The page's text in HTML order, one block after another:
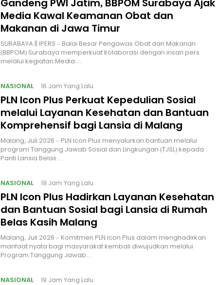
Gandeng PWI Jatim, BBPOM Surabaya Ajak
Media Kawal Keamanan Obat dan
Makanan di Jawa Timur
SURABAYA || IPERS – Balai Besar Pengawas Obat dan Makanan
(BBPOM) Surabaya memperkuat kolaborasi dengan insan pers
melalui kegiatan Media…
NASIONAL 16 Jam Yang Lalu
PLN Icon Plus Perkuat Kepedulian Sosial
melalui Layanan Kesehatan dan Bantuan
Komprehensif bagi Lansia di Malang
Malang, Juli 2026 – PLN Icon Plus menyalurkan bantuan melalui
program Tanggung Jawab Sosial dan Lingkungan (TJSL) kepada
Panti Lansia Belas…
NASIONAL 19 Jam Yang Lalu
PLN Icon Plus Hadirkan Layanan Kesehatan
dan Bantuan Sosial bagi Lansia di Rumah
Belas Kasih Malang
Malang, Juli 2026 – Komitmen PLN Icon Plus dalam menghadirkan
manfaat nyata bagi masyarakat kembali diwujudkan melalui
Program Tanggung Jawab…
NASIONAL 19 Jam Yang Lalu